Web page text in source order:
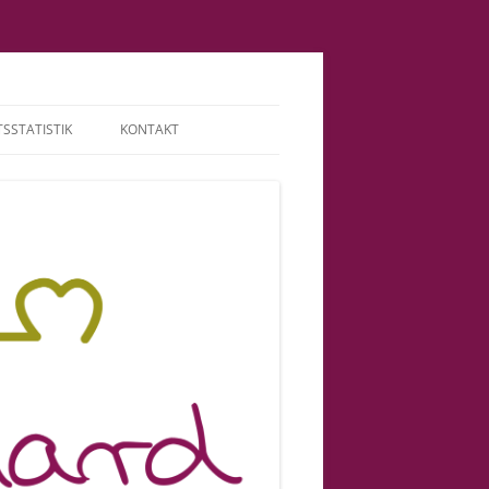
KONTAKT